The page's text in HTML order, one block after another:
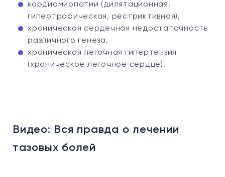
кардиомиопатии (дилятационная,
гипертрофическая, рестриктивная),
хроническая сердечная недостаточность
различного генеза,
хроническая легочная гипертензия
(хроническое легочное сердце).
Видео: Вся правда о лечении
тазовых болей